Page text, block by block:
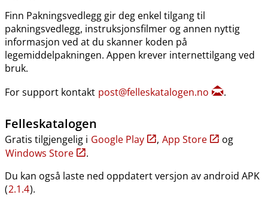
Finn Pakningsvedlegg gir deg enkel tilgang til
pakningsvedlegg, instruksjonsfilmer og annen nyttig
informasjon ved at du skanner koden på
legemiddelpakningen. Appen krever internettilgang ved
bruk.
For support kontakt post@felleskatalogen.no .
Felleskatalogen
Gratis tilgjengelig i Google Play , App Store
og
Windows Store
.
Du kan også laste ned oppdatert versjon av android APK
(2.1.4).